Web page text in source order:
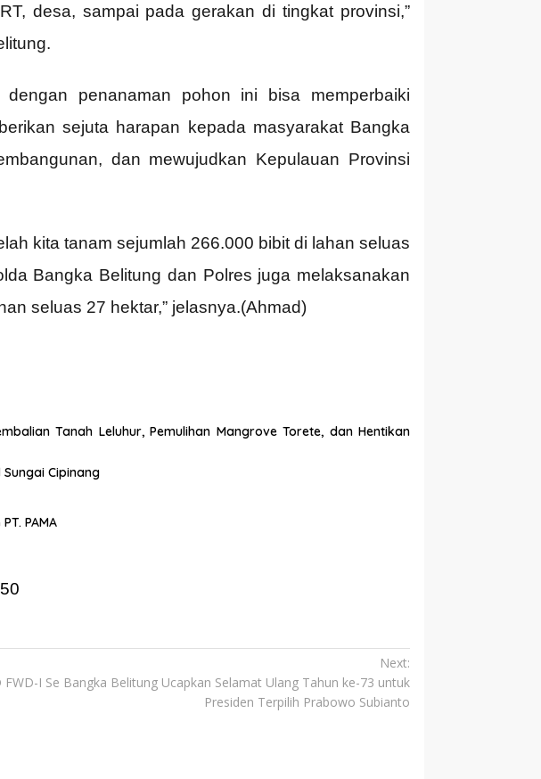
desa, sampai pada gerakan di tingkat provinsi,”
penanaman pohon ini bisa memperbaiki
sejuta harapan kepada masyarakat Bangka
dan mewujudkan Kepulauan Provinsi
kita tanam sejumlah 266.000 bibit di lahan seluas
Bangka Belitung dan Polres juga melaksanakan
seluas 27 hektar,” jelasnya.(Ahmad)
Tanah Leluhur, Pemulihan Mangrove Torete, dan Hentikan
Cipinang
PAMA
Next:
FWD-I Se Bangka Belitung Ucapkan Selamat Ulang Tahun ke-73 untuk
Presiden Terpilih Prabowo Subianto